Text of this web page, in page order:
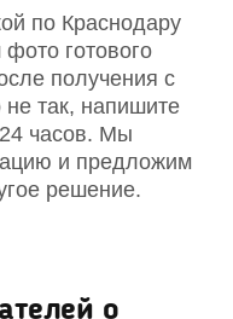
по Краснодару
готового
получения с
не так, напишите
часов. Мы
и предложим
решение.
о